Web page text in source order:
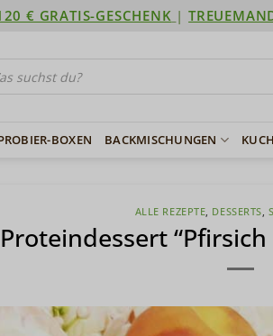
€ GRATIS-GESCHENK |
BOXEN BACKMISCHUNGEN
ALLE REZEPTE, DESSERTS,